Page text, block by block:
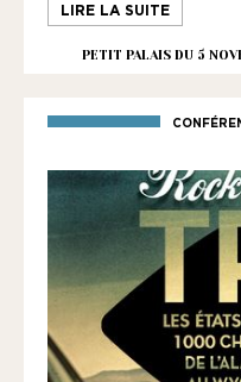
LIRE LA SUITE
PETIT PALAIS DU 5